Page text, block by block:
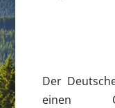
Der
einen